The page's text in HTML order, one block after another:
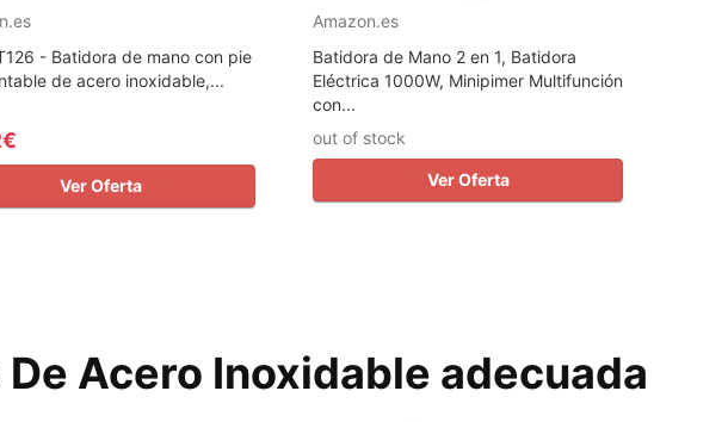
- Batidora de mano con pie
de acero inoxidable,...
Ver Oferta
Amazon.es
Batidora de Mano 2 en 1, Batidora
Eléctrica 1000W, Minipimer Multifunción
con...
out of stock
Ver Oferta
Acero Inoxidable adecuada